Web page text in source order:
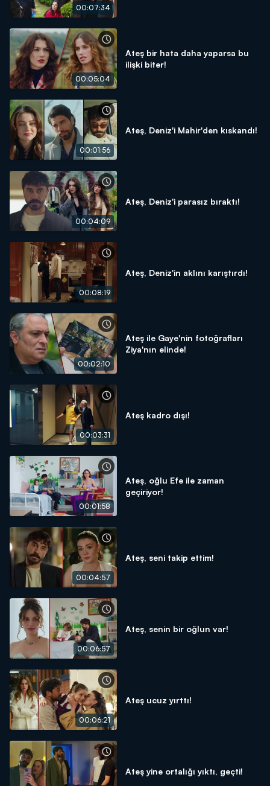
00:07:34
00:05:04
Ateş bir hata daha yaparsa bu
ilişki biter!
00:01:56
Ateş, Deniz'i Mahir'den kıskandı!
00:04:09
Ateş, Deniz'i parasız bıraktı!
00:08:19
Ateş, Deniz'in aklını karıştırdı!
00:02:10
Ateş ile Gaye'nin fotoğrafları
Ziya'nın elinde!
00:03:31
Ateş kadro dışı!
00:01:58
Ateş, oğlu Efe ile zaman
geçiriyor!
00:04:57
Ateş, seni takip ettim!
00:06:57
Ateş, senin bir oğlun var!
00:06:21
Ateş ucuz yırttı!
Ateş yine ortalığı yıktı, geçti!